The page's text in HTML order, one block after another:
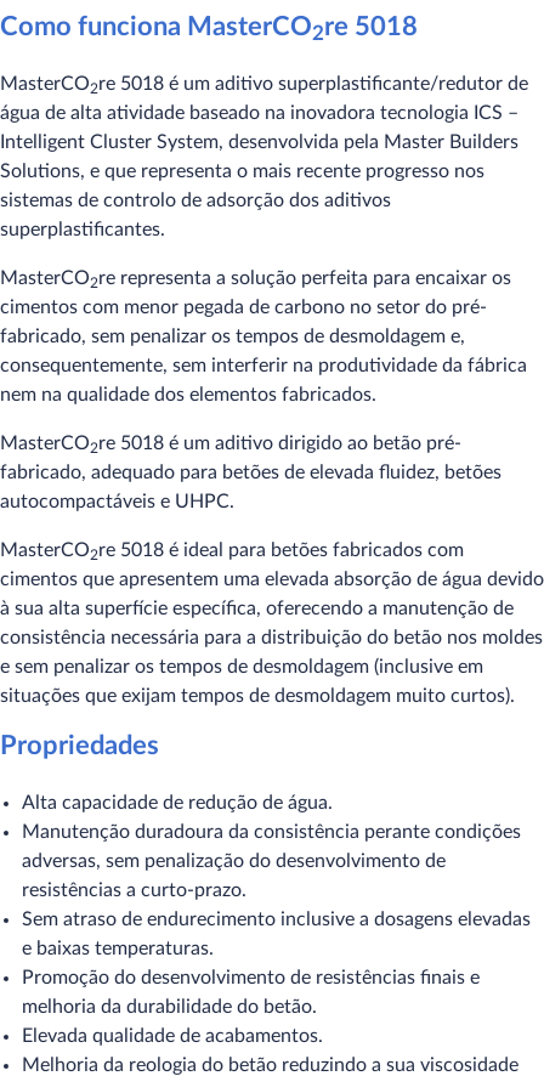
Como funciona MasterCO2re 5018
MasterCO2re 5018 é um aditivo superplastificante/redutor de
água de alta atividade baseado na inovadora tecnologia ICS –
Intelligent Cluster System, desenvolvida pela Master Builders
Solutions, e que representa o mais recente progresso nos
sistemas de controlo de adsorção dos aditivos
superplastificantes.
MasterCO2re representa a solução perfeita para encaixar os
cimentos com menor pegada de carbono no setor do pré-
fabricado, sem penalizar os tempos de desmoldagem e,
consequentemente, sem interferir na produtividade da fábrica
nem na qualidade dos elementos fabricados.
MasterCO2re 5018 é um aditivo dirigido ao betão pré-
fabricado, adequado para betões de elevada fluidez, betões
autocompactáveis e UHPC.
MasterCO2re 5018 é ideal para betões fabricados com
cimentos que apresentem uma elevada absorção de água devido
à sua alta superfície específica, oferecendo a manutenção de
consistência necessária para a distribuição do betão nos moldes
e sem penalizar os tempos de desmoldagem (inclusive em
situações que exijam tempos de desmoldagem muito curtos).
Propriedades
Alta capacidade de redução de água.
Manutenção duradoura da consistência perante condições
adversas, sem penalização do desenvolvimento de
resistências a curto-prazo.
Sem atraso de endurecimento inclusive a dosagens elevadas
e baixas temperaturas.
Promoção do desenvolvimento de resistências finais e
melhoria da durabilidade do betão.
Elevada qualidade de acabamentos.
Melhoria da reologia do betão reduzindo a sua viscosidade